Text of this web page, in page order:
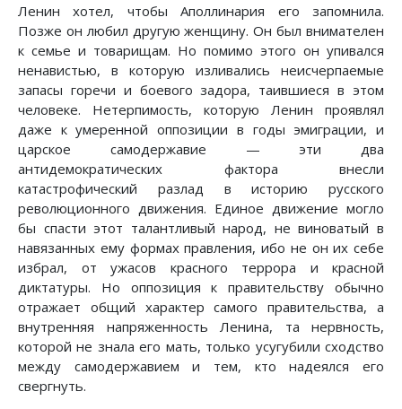
Ленин хотел, чтобы Аполлинария его запомнила.
Позже он любил другую женщину. Он был внимателен
к семье и товарищам. Но помимо этого он упивался
ненавистью, в которую изливались неисчерпаемые
запасы горечи и боевого задора, таившиеся в этом
человеке. Нетерпимость, которую Ленин проявлял
даже к умеренной оппозиции в годы эмиграции, и
царское самодержавие — эти два
антидемократических фактора внесли
катастрофический разлад в историю русского
революционного движения. Единое движение могло
бы спасти этот талантливый народ, не виноватый в
навязанных ему формах правления, ибо не он их себе
избрал, от ужасов красного террора и красной
диктатуры. Но оппозиция к правительству обычно
отражает общий характер самого правительства, а
внутренняя напряженность Ленина, та нервность,
которой не знала его мать, только усугубили сходство
между самодержавием и тем, кто надеялся его
свергнуть.